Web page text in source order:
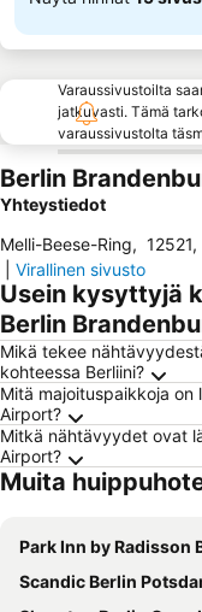
Varaussivustoilta
jatkuvasti. Tämä
varaussivustolta
Berlin
Yhteystiedot
Melli-Beese-Ring, 12521,
Virallinen sivusto
Usein kysyttyjä
Berlin
Mikä tekee
kohteessa Berliini?
Mitä majoituspaikkoja
Airport?
Mitkä nähtävyydet ovat
Airport?
Muita
Park Inn by Radisson Berlin
Scandic Berlin